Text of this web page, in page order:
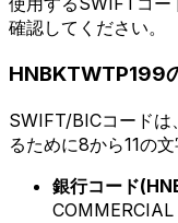
確認してください。
HNBKTWTP199
SWIFT/BICコードは
るために8から11の
銀行コード